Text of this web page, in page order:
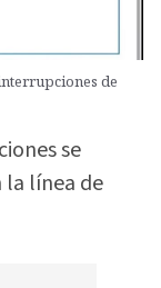
de
se
la línea de